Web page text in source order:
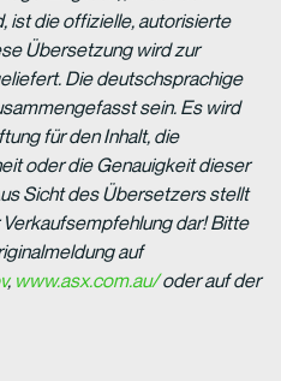
ist die offizielle, autorisierte
Übersetzung wird zur
Die deutschsprachige
sein. Es wird
für den Inhalt, die
oder die Genauigkeit dieser
Sicht des Übersetzers stellt
dar! Bitte
auf
, www.asx.com.au/oder auf der